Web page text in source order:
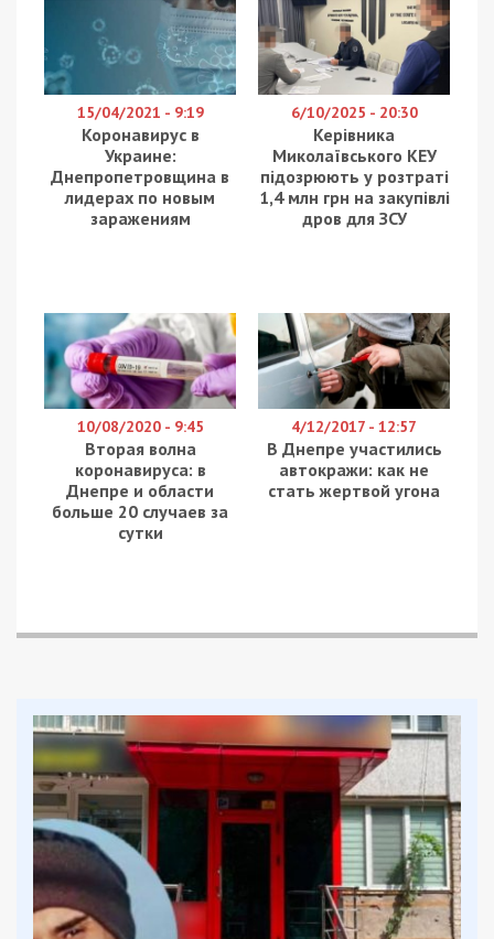
15/04/2021 - 9:19
Коронавирус в
Украине:
Днепропетровщина в
лидерах по новым
заражениям
6/10/2025 - 20:30
Керівника
Миколаївського КЕУ
підозрюють у розтраті
1,4 млн грн на закупівлі
дров для ЗСУ
10/08/2020 - 9:45
Вторая волна
коронавируса: в
Днепре и области
больше 20 случаев за
сутки
4/12/2017 - 12:57
В Днепре участились
автокражи: как не
стать жертвой угона